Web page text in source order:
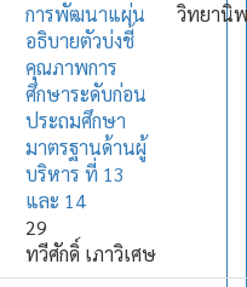
การพัฒนาแผ่น
อธิบายตัวบ่งชี้
คุณภาพการ
ศึกษาระดับก่อน
ประถมศึกษา
มาตรฐานด้านผู้
บริหาร ที่ 13
และ 14
29
ทวีศักดิ์ เภาวิเศษ
วิทยานิ